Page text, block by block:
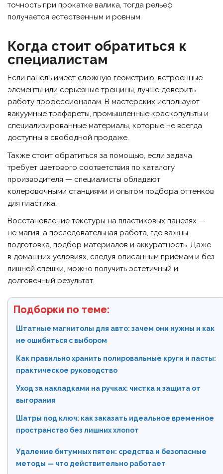
точность при прокатке валика, тогда рельеф
получается естественным и ровным.
Когда стоит обратиться к
специалистам
Если панель имеет сложную геометрию, встроенные
элементы или серьёзные трещины, лучше доверить
работу профессионалам. В мастерских используют
вакуумные трафареты, промышленные краскопульты и
специализированные материалы, которые не всегда
доступны в свободной продаже.
Также стоит обратиться за помощью, если задача
требует цветового соответствия по каталогу
производителя — специалисты обладают
колеровочными станциями и опытом подбора оттенков
для пластика.
Восстановление текстуры на пластиковых панелях —
не магия, а последовательная работа, где важны
подготовка, подбор материалов и аккуратность. Даже
в домашних условиях, следуя описанным приёмам и без
лишней спешки, можно получить эстетичный и
долговечный результат.
Подборки по теме:
Штатные магнитолы для авто: зачем они нужны и как
не ошибиться с выбором
Как правильно хранить полировальные круги и пасты:
практическое руководство
Уход за накладками на ручках: чистка и защита от
выгорания
Шатры под ключ: как заказать идеальное временное
пространство без лишних хлопот
Удаление битумных пятен: средства и безопасные
методы — что действительно работает